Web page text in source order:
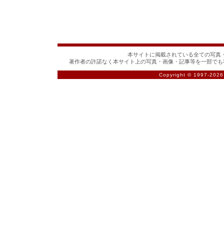
本サイトに掲載されている全ての写真
著作者の許諾なく本サイト上の写真・画像・記事等を一部で
Copyright © 1997-